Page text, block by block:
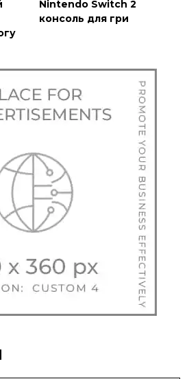
Nintendo Switch 2
консоль для гри